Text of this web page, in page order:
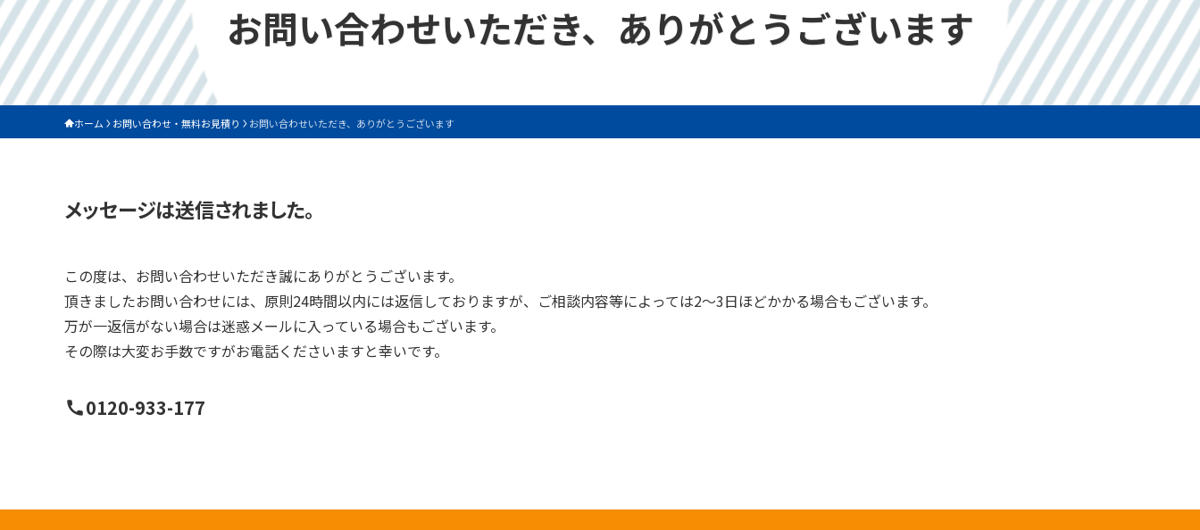
お問い合わせいただき、ありがとうございます
ホーム お問い合わせ・無料お見積り お問い合わせいただき、ありがとうございます
メッセージは送信されました。
この度は、お問い合わせいただき誠にありがとうございます。
頂きましたお問い合わせには、原則24時間以内には返信しておりますが、ご相談内容等によっては2〜3日ほどかかる場合もございます。
万が一返信がない場合は迷惑メールに入っている場合もございます。
その際は大変お手数ですがお電話くださいますと幸いです。
0120-933-177